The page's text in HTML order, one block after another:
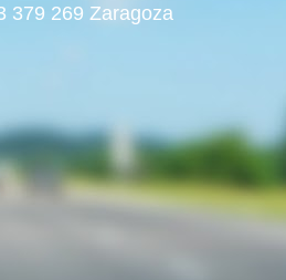
379 269 Zaragoza